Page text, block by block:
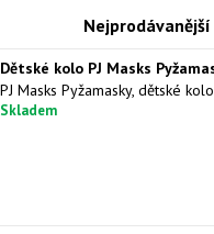
Nejprodávanější
Dětské kolo PJ Masks
Skladem